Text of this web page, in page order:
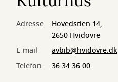
Adresse
Hovedstien 14,
2650 Hvidovre
E-mail
avbib@hvidovre.dk
Telefon
36 34 36 00